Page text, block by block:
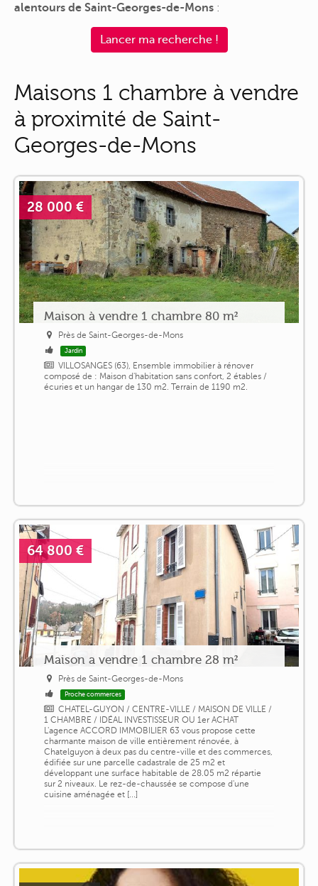
alentours de Saint-Georges-de-Mons :
Lancer ma recherche !
Maisons 1 chambre à vendre
à proximité de Saint-
Georges-de-Mons
28 000 €
Maison à vendre 1 chambre 80 m²
Près de Saint-Georges-de-Mons
Jardin
VILLOSANGES (63), Ensemble immobilier à rénover
composé de : Maison d'habitation sans confort, 2 étables /
écuries et un hangar de 130 m2. Terrain de 1190 m2.
64 800 €
Maison a vendre 1 chambre 28 m²
Près de Saint-Georges-de-Mons
Proche commerces
CHATEL-GUYON / CENTRE-VILLE / MAISON DE VILLE /
1 CHAMBRE / IDÉAL INVESTISSEUR OU 1er ACHAT
L'agence ACCORD IMMOBILIER 63 vous propose cette
charmante maison de ville entièrement rénovée, à
Chatelguyon à deux pas du centre-ville et des commerces,
édifiée sur une parcelle cadastrale de 25 m2 et
développant une surface habitable de 28.05 m2 répartie
sur 2 niveaux. Le rez-de-chaussée se compose d'une
cuisine aménagée et [...]